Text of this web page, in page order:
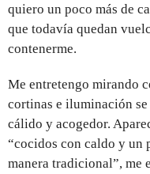
quiero un poco más de
que todavía quedan
contenerme.
Me entretengo mirando
cortinas e iluminación
cálido y acogedor.
“cocidos con caldo y un
manera tradicional”, me